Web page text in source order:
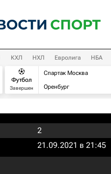
КХЛ НХЛ Евролига НБА
Футбол
Завершен
Спартак Москва
Оренбург
2
21.09.2021 в 21:45